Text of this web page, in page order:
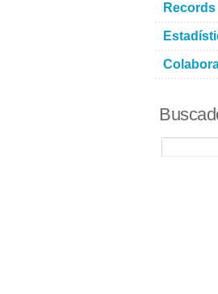
Records